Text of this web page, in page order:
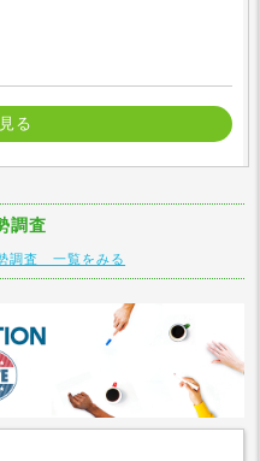
る
調査
調査 一覧をみる